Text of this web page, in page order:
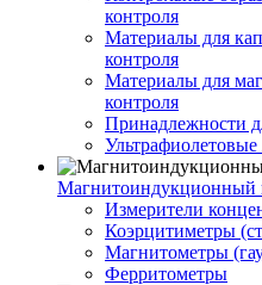
контроля
Материалы для
контроля
Материалы для
контроля
Принадлежности
Магнитоиндукционный
Измерители
Коэрцитиметры
Магнитометры
Ферритометры